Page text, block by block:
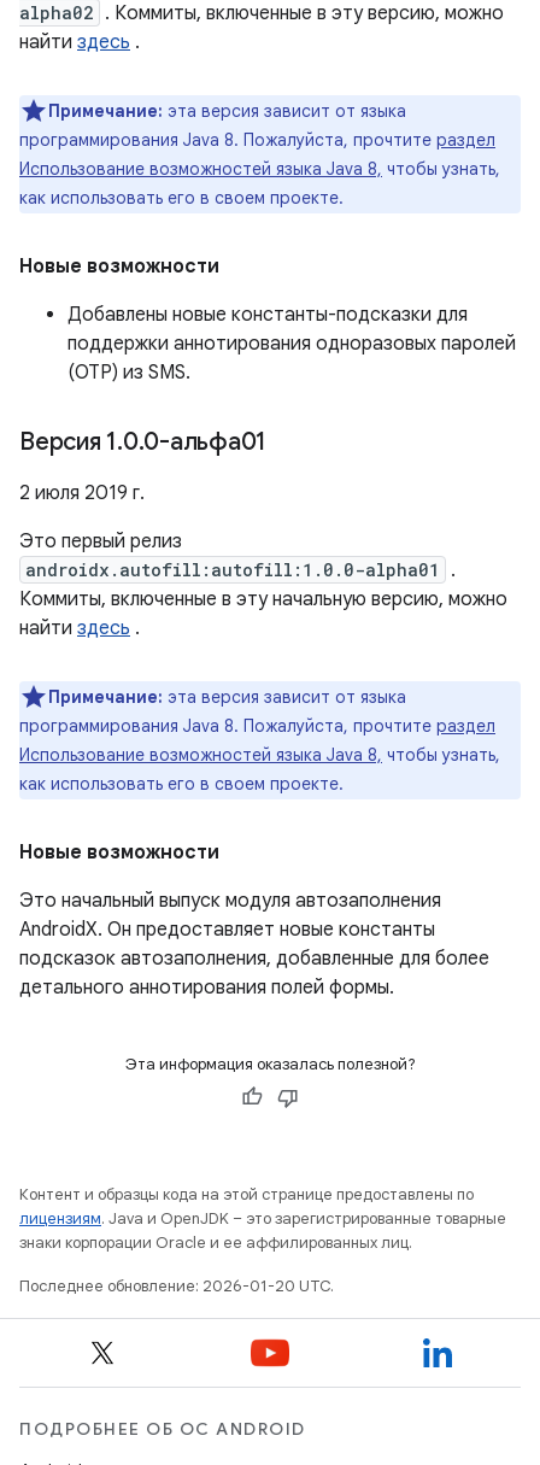
alpha02 . Коммиты, включенные в эту версию, можно
найти здесь .
Примечание: эта версия зависит от языка
программирования Java 8. Пожалуйста, прочтите раздел
Использование возможностей языка Java 8, чтобы узнать,
как использовать его в своем проекте.
Новые возможности
Добавлены новые константы-подсказки для
поддержки аннотирования одноразовых паролей
(OTP) из SMS.
Версия 1.0.0-альфа01
2 июля 2019 г.
Это первый релиз
androidx.autofill:autofill:1.0.0-alpha01
.
Коммиты, включенные в эту начальную версию, можно
найти здесь .
Примечание: эта версия зависит от языка
программирования Java 8. Пожалуйста, прочтите раздел
Использование возможностей языка Java 8, чтобы узнать,
как использовать его в своем проекте.
Новые возможности
Это начальный выпуск модуля автозаполнения
AndroidX. Он предоставляет новые константы
подсказок автозаполнения, добавленные для более
детального аннотирования полей формы.
Эта информация оказалась полезной?
Контент и образцы кода на этой странице предоставлены по
лицензиям. Java и OpenJDK – это зарегистрированные товарные
знаки корпорации Oracle и ее аффилированных лиц.
Последнее обновление: 2026-01-20 UTC.
ПОДРОБНЕЕ ОБ ОС ANDROID